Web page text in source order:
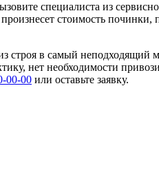
специалиста из
стоимость починки,
в самый неподходящий
нет необходимости
00-00 или оставьте заявку.